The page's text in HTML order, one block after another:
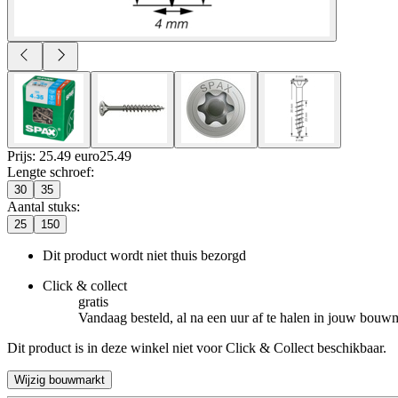
Prijs: 25.49 euro25.49
Lengte schroef:
30 35
Aantal stuks:
25 150
Dit product wordt niet thuis bezorgd
Click & collect
gratis
Vandaag besteld, al na een uur af te halen in jouw
Dit product is in deze winkel niet voor Click & Collect beschikbaar.
Wijzig bouwmarkt